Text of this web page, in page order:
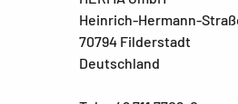
Heinrich-Hermann-
70794 Filderstadt
Deutschland